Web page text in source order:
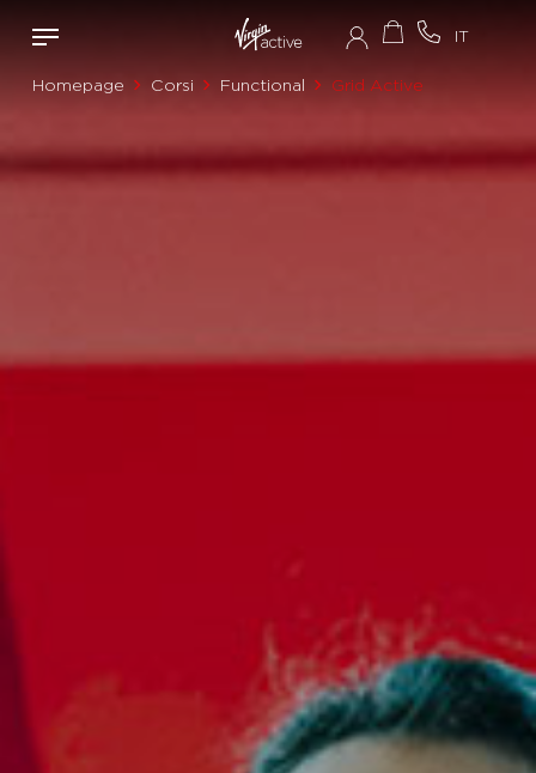
Homepage Corsi Functional Grid Active